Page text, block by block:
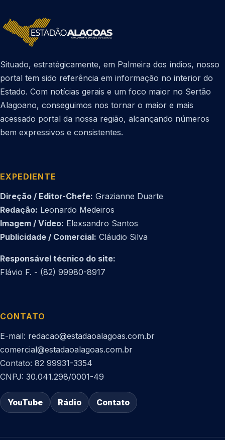
Situado, estratégicamente, em Palmeira dos índios, nosso
portal tem sido referência em informação no interior do
Estado. Com notícias gerais e um foco maior no Sertão
Alagoano, conseguimos nos tornar o maior e mais
acessado portal da nossa região, alcançando números
bem expressivos e consistentes.
EXPEDIENTE
Direção / Editor-Chefe: Grazianne Duarte
Redação: Leonardo Medeiros
Imagem / Vídeo: Elexsandro Santos
Publicidade / Comercial: Cláudio Silva
Responsável técnico do site:
Flávio F. - (82) 99980-8917
CONTATO
E-mail: redacao@estadaoalagoas.com.br
comercial@estadaoalagoas.com.br
Contato: 82 99931-3354
CNPJ: 30.041.298/0001-49
YouTube Rádio Contato